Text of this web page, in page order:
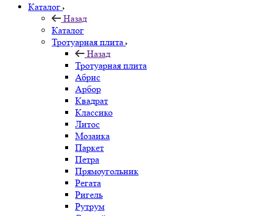
Каталог
Назад
Каталог
Тротуарная плита
Назад
Тротуарная плита
Абрис
Арбор
Квадрат
Классико
Литос
Мозаика
Паркет
Петра
Прямоугольник
Регата
Ригель
Рутрум